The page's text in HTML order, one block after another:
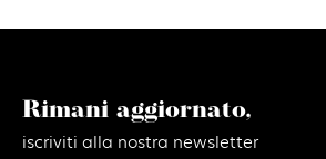
Rimani aggiornato,
iscriviti alla nostra newsletter